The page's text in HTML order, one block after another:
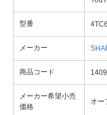
型番
メーカー
商品コード
メーカー希望小売
価格
オー